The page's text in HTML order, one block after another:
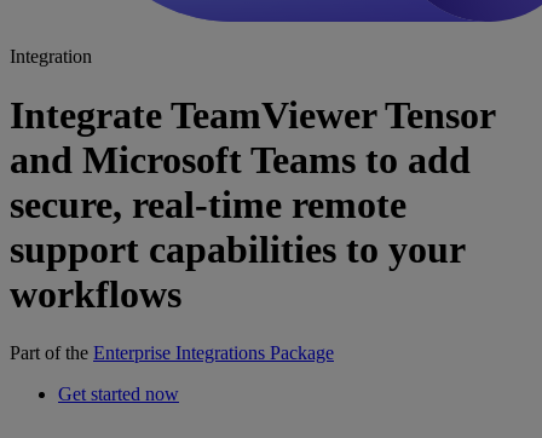
Integration
Integrate TeamViewer Tensor
and Microsoft Teams to add
secure, real-time remote
support capabilities to your
workflows
Part of the Enterprise Integrations Package
Get started now